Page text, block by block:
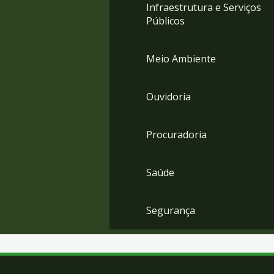
Infraestrutura e Serviços
Públicos
Meio Ambiente
Ouvidoria
Procuradoria
Saúde
Segurança